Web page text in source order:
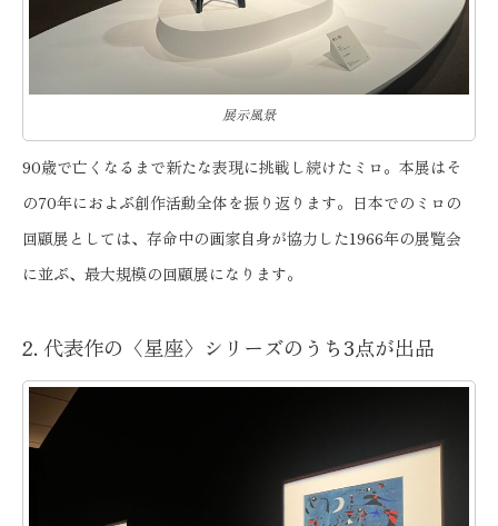
展示風景
90歳で亡くなるまで新たな表現に挑戦し続けたミロ。本展はそ
の70年におよぶ創作活動全体を振り返ります。日本でのミロの
回顧展としては、存命中の画家自身が協力した1966年の展覧会
に並ぶ、最大規模の回顧展になります。
2. 代表作の〈星座〉シリーズのうち3点が出品